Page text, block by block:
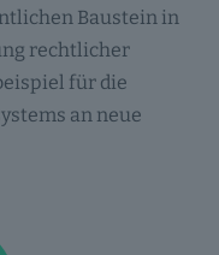
Baustein in
rechtlicher
für die
an neue